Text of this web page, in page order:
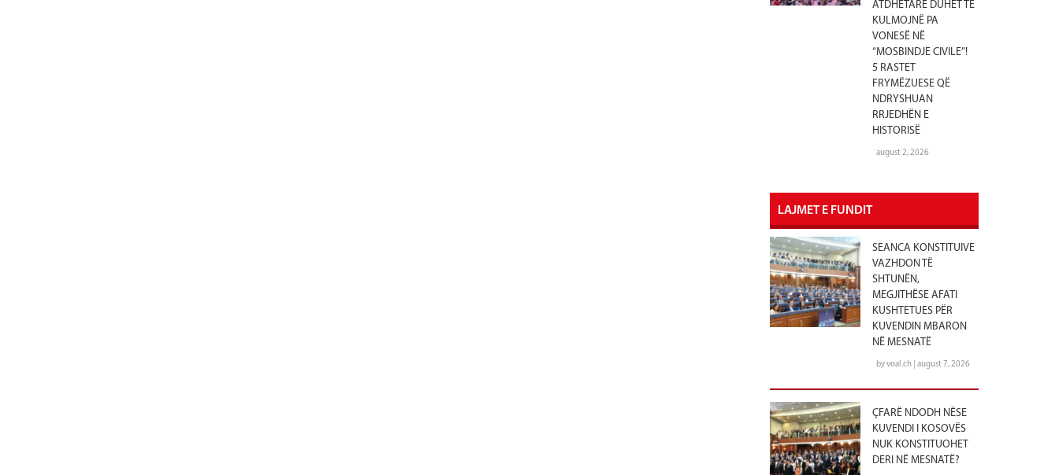
ATDHETARE DUHET TË
KULMOJNË PA
VONESË NË
“MOSBINDJE CIVILE”!
5 RASTET
FRYMËZUESE QË
NDRYSHUAN
RRJEDHËN E
HISTORISË
august 2, 2026
LAJMET E FUNDIT
SEANCA KONSTITUIVE
VAZHDON TË
SHTUNËN,
MEGJITHËSE AFATI
KUSHTETUES PËR
KUVENDIN MBARON
NË MESNATË
by voal.ch | august 7, 2026
ÇFARË NDODH NËSE
KUVENDI I KOSOVËS
NUK KONSTITUOHET
DERI NË MESNATË?